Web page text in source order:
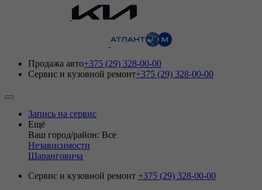
Продажа авто+375 (29) 328-00-00
Сервис и кузовной ремонт+375 (29) 328-00-00
Запись на сервис
Ещё
Ваш город/район: Все
Независимости
Шаранговича
Сервис и кузовной ремонт +375 (29) 328-00-00